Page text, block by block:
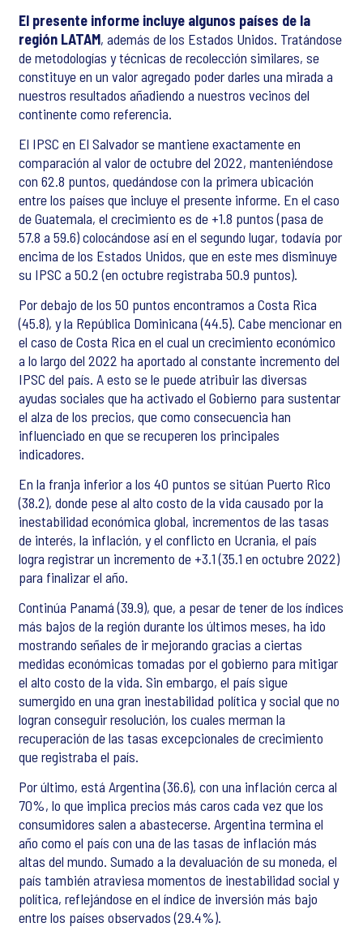
El presente informe incluye algunos países de la
región LATAM, además de los Estados Unidos. Tratándose
de metodologías y técnicas de recolección similares, se
constituye en un valor agregado poder darles una mirada a
nuestros resultados añadiendo a nuestros vecinos del
continente como referencia.
El IPSC en El Salvador se mantiene exactamente en
comparación al valor de octubre del 2022, manteniéndose
con 62.8 puntos, quedándose con la primera ubicación
entre los países que incluye el presente informe. En el caso
de Guatemala, el crecimiento es de +1.8 puntos (pasa de
57.8 a 59.6) colocándose así en el segundo lugar, todavía por
encima de los Estados Unidos, que en este mes disminuye
su IPSC a 50.2 (en octubre registraba 50.9 puntos).
Por debajo de los 50 puntos encontramos a Costa Rica
(45.8), y la República Dominicana (44.5). Cabe mencionar en
el caso de Costa Rica en el cual un crecimiento económico
a lo largo del 2022 ha aportado al constante incremento del
IPSC del país. A esto se le puede atribuir las diversas
ayudas sociales que ha activado el Gobierno para sustentar
el alza de los precios, que como consecuencia han
influenciado en que se recuperen los principales
indicadores.
En la franja inferior a los 40 puntos se sitúan Puerto Rico
(38.2), donde pese al alto costo de la vida causado por la
inestabilidad económica global, incrementos de las tasas
de interés, la inflación, y el conflicto en Ucrania, el país
logra registrar un incremento de +3.1 (35.1 en octubre 2022)
para finalizar el año.
Continúa Panamá (39.9), que, a pesar de tener de los índices
más bajos de la región durante los últimos meses, ha ido
mostrando señales de ir mejorando gracias a ciertas
medidas económicas tomadas por el gobierno para mitigar
el alto costo de la vida. Sin embargo, el país sigue
sumergido en una gran inestabilidad política y social que no
logran conseguir resolución, los cuales merman la
recuperación de las tasas excepcionales de crecimiento
que registraba el país.
Por último, está Argentina (36.6), con una inflación cerca al
70%, lo que implica precios más caros cada vez que los
consumidores salen a abastecerse. Argentina termina el
año como el país con una de las tasas de inflación más
altas del mundo. Sumado a la devaluación de su moneda, el
país también atraviesa momentos de inestabilidad social y
política, reflejándose en el índice de inversión más bajo
entre los países observados (29.4%).